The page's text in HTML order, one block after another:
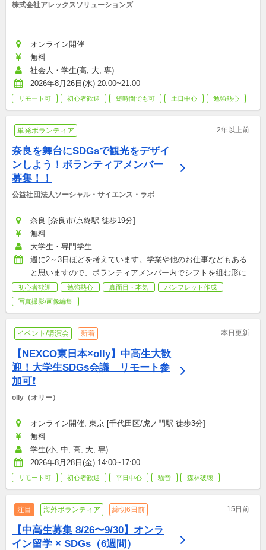
株式会社アレックスソリューションズ
オンライン開催
無料
社会人・学生(高, 大, 専)
2026年8月26日(水) 20:00~21:00
リモート可 初心者歓迎 短時間でも可 土日中心 勉強熱心
単発ボランティア 2年以上前
奈良を舞台にSDGsで観光をデザイ
ンしよう！ボランティアメンバー
募集！！
公益社団法人ソーシャル・サイエンス・ラボ
奈良 [奈良市/京終駅 徒歩19分]
無料
大学生・専門学生
週に2～3日ほどを考えています。学業や他のお仕事などもある
と思いますので、ボランティアメンバー内でシフトを組む形にし
ます。実質は週1日くらいの活動になると思います。
初心者歓迎 勉強熱心 真面目・本気
パンフレット作成
写真撮影/画像編集
イベント/講演会 新着 本日更新
【NEXCO東日本×olly】中高生大歓
迎！大学生SDGs会議　リモート参
加可❗
olly（オリー）
オンライン開催, 東京 [千代田区/虎ノ門駅 徒歩3分]
無料
学生(小, 中, 高, 大, 専)
2026年8月28日(金) 14:00~17:00
リモート可 初心者歓迎 平日中心 騒音 森林破壊
注目 海外ボランティア 締切6日前 15日前
【中高生募集 8/26〜9/30】オンラ
イン留学 × SDGs（6週間）